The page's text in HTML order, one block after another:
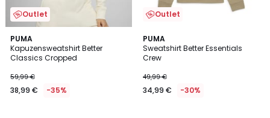
Outlet
PUMA
Kapuzensweatshirt Better
Classics Cropped
59,99 €
38,99 € -35%
5
/
5
Outlet
PUMA
Sweatshirt Better Essentials
Crew
49,99 €
34,99 € -30%